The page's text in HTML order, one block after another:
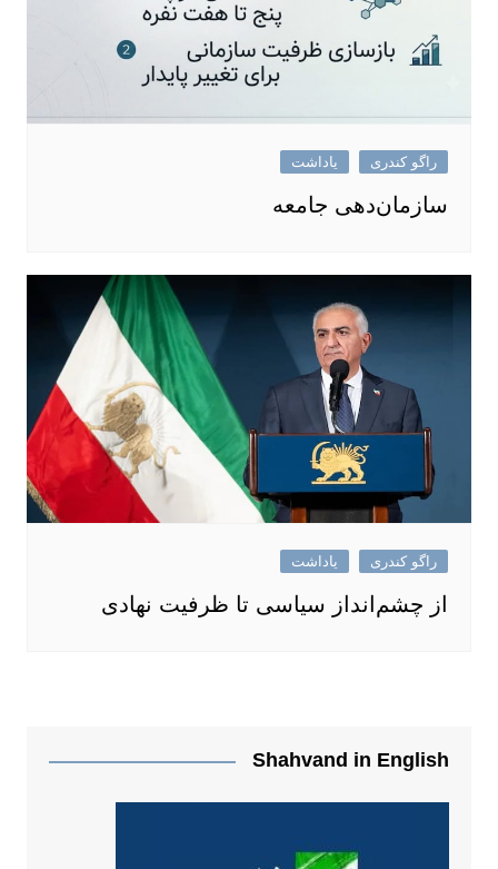
راگو کندری یاداشت
سازمان‌دهی جامعه
راگو کندری یاداشت
از چشم‌انداز سیاسی تا ظرفیت نهادی
Shahvand in English